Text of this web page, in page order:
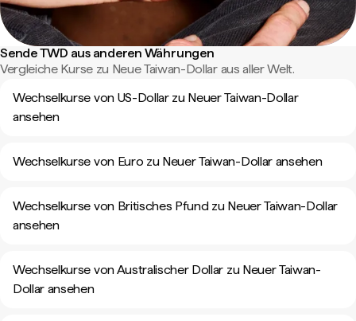
Sende TWD aus anderen Währungen
Vergleiche Kurse zu Neue Taiwan-Dollar aus aller Welt.
Wechselkurse von US-Dollar zu Neuer Taiwan-Dollar
ansehen
Wechselkurse von Euro zu Neuer Taiwan-Dollar ansehen
Wechselkurse von Britisches Pfund zu Neuer Taiwan-Dollar
ansehen
Wechselkurse von Australischer Dollar zu Neuer Taiwan-
Dollar ansehen